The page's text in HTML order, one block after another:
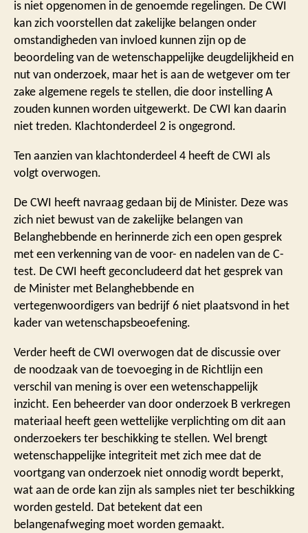
is niet opgenomen in de genoemde regelingen. De CWI
kan zich voorstellen dat zakelijke belangen onder
omstandigheden van invloed kunnen zijn op de
beoordeling van de wetenschappelijke deugdelijkheid en
nut van onderzoek, maar het is aan de wetgever om ter
zake algemene regels te stellen, die door instelling A
zouden kunnen worden uitgewerkt. De CWI kan daarin
niet treden. Klachtonderdeel 2 is ongegrond.
Ten aanzien van klachtonderdeel 4 heeft de CWI als
volgt overwogen.
De CWI heeft navraag gedaan bij de Minister. Deze was
zich niet bewust van de zakelijke belangen van
Belanghebbende en herinnerde zich een open gesprek
met een verkenning van de voor- en nadelen van de C-
test. De CWI heeft geconcludeerd dat het gesprek van
de Minister met Belanghebbende en
vertegenwoordigers van bedrijf 6 niet plaatsvond in het
kader van wetenschapsbeoefening.
Verder heeft de CWI overwogen dat de discussie over
de noodzaak van de toevoeging in de Richtlijn een
verschil van mening is over een wetenschappelijk
inzicht. Een beheerder van door onderzoek B verkregen
materiaal heeft geen wettelijke verplichting om dit aan
onderzoekers ter beschikking te stellen. Wel brengt
wetenschappelijke integriteit met zich mee dat de
voortgang van onderzoek niet onnodig wordt beperkt,
wat aan de orde kan zijn als samples niet ter beschikking
worden gesteld. Dat betekent dat een
belangenafweging moet worden gemaakt.